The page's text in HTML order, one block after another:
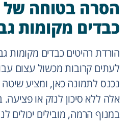
הסרה בטוחה של
כבדים מקומות
הורדת רהיטים כבדים מקומות
לעתים קרובות מכשול עצום
נכנס לתמונה כאן, ומציע
אלה ללא סיכון לנזק או
במנוף הרמה, מובילים יכולים